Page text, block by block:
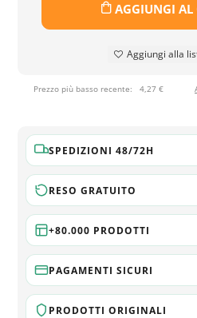
AGGIUNGI AL
Aggiungi alla
Prezzo più basso recente: 4,27 €
SPEDIZIONI 48/72H
RESO GRATUITO
+80.000 PRODOTTI
PAGAMENTI SICURI
PRODOTTI ORIGINALI